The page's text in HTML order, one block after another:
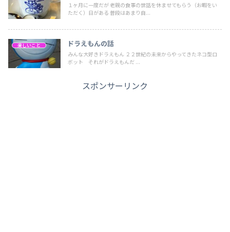
１ヶ月に一度だが 老親の食事の世話を休ませてもらう（お暇をい
ただく）日がある 普段はあまり自...
楽しいこと ドラえもんの話
みんな大好きドラえもん ２２世紀の未来からやってきたネコ型ロ
ボット それがドラえもんだ ...
スポンサーリンク